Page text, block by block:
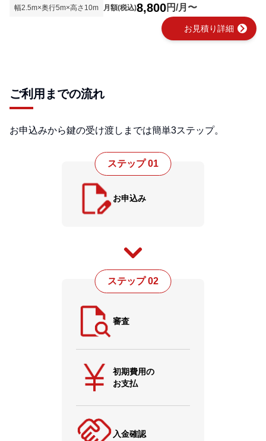
幅2.5m×奥行5m×高さ 10m 月額(税込)8,800円/月〜
お見積り詳細 chevron_right
ご利用までの流れ
お申込みから鍵の受け渡しまでは簡単3ステップ。
ステップ 01
お申込み
ステップ 02
審査
初期費用の
お支払
入金確認